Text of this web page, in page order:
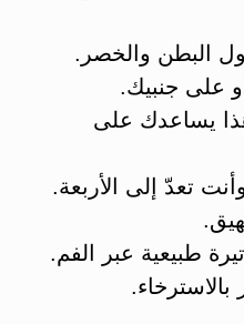
يساعدك على
تعدّ إلى الأربعة.